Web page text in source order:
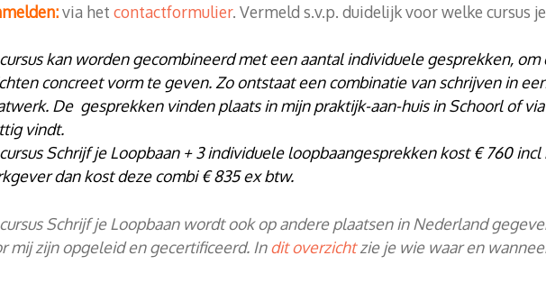
via het contactformulier. Vermeld s.v.p. duidelijk voor welke cursus
kan worden gecombineerd met een aantal individuele gesprekken, om
concreet vorm te geven. Zo ontstaat een combinatie van schrijven in
De gesprekken vinden plaats in mijn praktijk-aan-huis in Schoorl of
vindt.
Schrijf je Loopbaan + 3 individuele loopbaangesprekken kost € 760
dan kost deze combi € 835 ex btw.
Schrijf je Loopbaan wordt ook op andere plaatsen in Nederland
mij zijn opgeleid en gecertificeerd. Indit overzichtzie je wie waar en